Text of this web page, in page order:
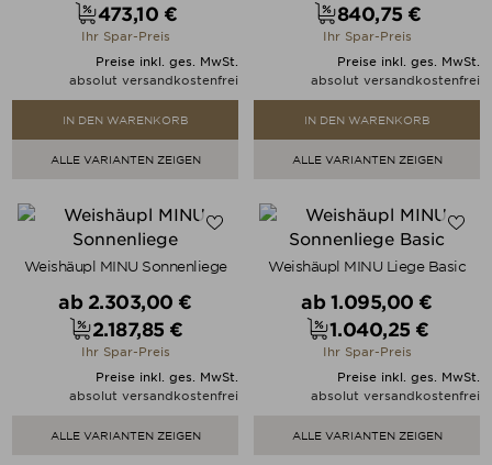
Preis
473,10 €
Ihr Spar-Preis
Preise inkl. ges. MwSt.
absolut versandkostenfrei
IN DEN WARENKORB
ALLE VARIANTEN ZEIGEN
Preis
840,75 €
Ihr Spar-Preis
Preise inkl. ges. MwSt.
absolut versandkostenfrei
IN DEN WARENKORB
ALLE VARIANTEN ZEIGEN
Weishäupl MINU Sonnenliege
Verkaufspreis
ab 2.303,00 €
Preis
2.187,85 €
Ihr Spar-Preis
Preise inkl. ges. MwSt.
absolut versandkostenfrei
ALLE VARIANTEN ZEIGEN
Weishäupl MINU Liege Basic
Verkaufspreis
ab 1.095,00 €
Preis
1.040,25 €
Ihr Spar-Preis
Preise inkl. ges. MwSt.
absolut versandkostenfrei
ALLE VARIANTEN ZEIGEN